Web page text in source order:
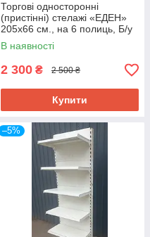
Торгові односторонні
(пристінні) стелажі «ЕДЕН»
205х66 см., на 6 полиць, Б/у
В наявності
2 300 ₴ 2 500 ₴
Купити
–5%